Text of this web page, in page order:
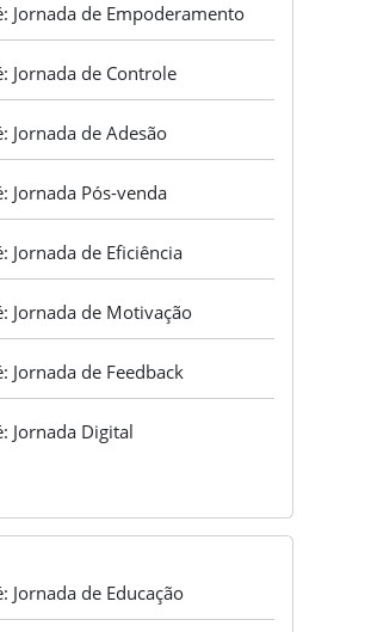
Jornada de Empoderamento
Jornada de Controle
Jornada de Adesão
Jornada Pós-venda
Jornada de Eficiência
Jornada de Motivação
Jornada de Feedback
Jornada Digital
Jornada de Educação